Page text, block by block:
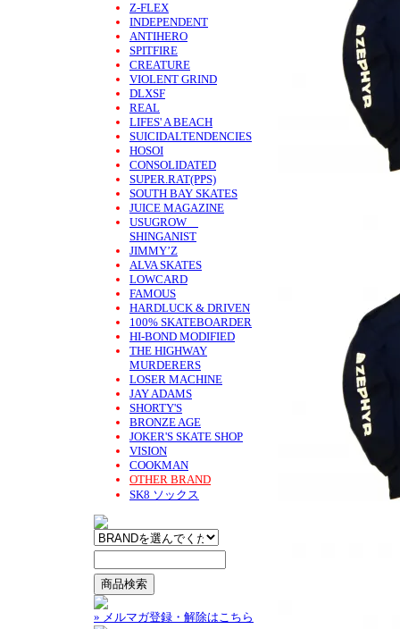
Z-FLEX
INDEPENDENT
ANTIHERO
SPITFIRE
CREATURE
VIOLENT GRIND
DLXSF
REAL
LIFES' A BEACH
SUICIDALTENDENCIES
HOSOI
CONSOLIDATED
SUPER.RAT(PPS)
SOUTH BAY SKATES
JUICE MAGAZINE
USUGROW
SHINGANIST
JIMMY’Z
ALVA SKATES
LOWCARD
FAMOUS
HARDLUCK & DRIVEN
100% SKATEBOARDER
HI-BOND MODIFIED
THE HIGHWAY
MURDERERS
LOSER MACHINE
JAY ADAMS
SHORTY'S
BRONZE AGE
JOKER'S SKATE SHOP
VISION
COOKMAN
OTHER BRAND
SK8 ソックス
» メルマガ登録・解除はこちら